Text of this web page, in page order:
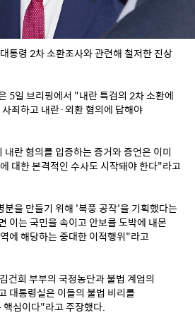
통령 2차 소환조사와 관련해 철저한 진상
5일 브리핑에서 "내란 특검의 2차 소환에
죄하고 내란·외환 혐의에 답해야
란 혐의를 입증하는 증거와 증언은 이미
대한 본격적인 수사도 시작돼야 한다"라고
분을 만들기 위해 '북풍 공작'을 기획했다는
이는 국민을 속이고 안보를 도박에 내몬
에 해당하는 중대한 이적행위"라고
건희 부부의 국정농단과 불법 계엄의
대통령실은 이들의 불법 비리를
심이다"라고 주장했다.